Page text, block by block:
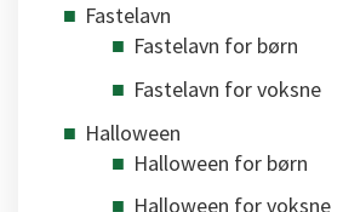
Fastelavn
Fastelavn for børn
Fastelavn for voksne
Halloween
Halloween for børn
Halloween for voksne